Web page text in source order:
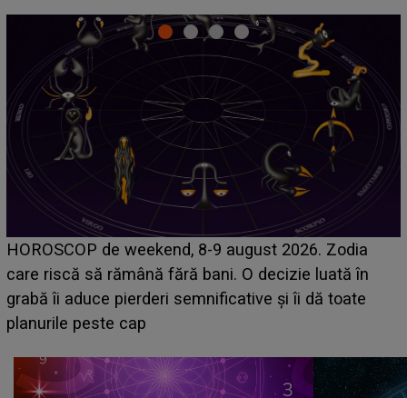
Emanuel a ținut ACEST DETALIU ASCUNS până
acum! În fața Alexandrei, concurentul din Casa Iubirii
face o MĂRTURISIRE NEAȘTEPTATĂ despre mama
sa: "I-am spus și ei în față, eu nu te iubesc pentru